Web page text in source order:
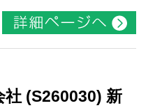
(S260030) 新